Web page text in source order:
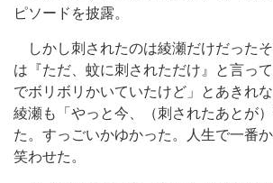
ピソードを披露。
しかし刺されたのは綾瀬だけだった
は『ただ、蚊に刺されただけ』と言っ
でボリボリかいていたけど」とあきれな
綾瀬も「やっと今、（刺されたあとが
た。すっごいかゆかった。人生で一番
笑わせた。